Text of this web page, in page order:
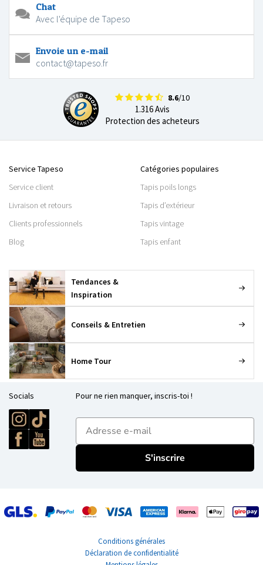
Chat
Avec l'équipe de Tapeso
Envoie un e-mail
contact@tapeso.fr
8.6/10
1.316 Avis
Protection des acheteurs
Service Tapeso
Service client
Livraison et retours
Clients professionnels
Blog
Catégories populaires
Tapis poils longs
Tapis d’extérieur
Tapis vintage
Tapis enfant
Tendances &
Inspiration
Conseils & Entretien
Home Tour
Socials Pour ne rien manquer, inscris-toi !
E-mailadres
S'inscrire
Conditions générales
Déclaration de confidentialité